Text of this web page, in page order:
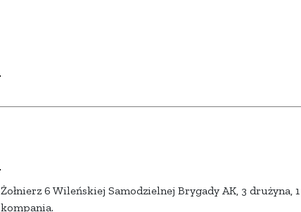
Żołnierz 6 Wileńskiej Samodzielnej Brygady AK, 3 drużyna,
kompania.